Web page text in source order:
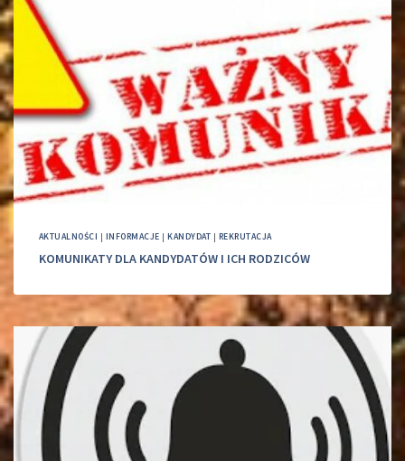
AKTUALNOŚCI | INFORMACJE |KANDYDAT | REKRUTACJA
KOMUNIKATY DLA KANDYDATÓW I ICH RODZICÓW